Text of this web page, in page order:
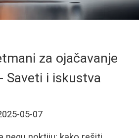
za ojačavanje
Saveti i iskustva
05-07